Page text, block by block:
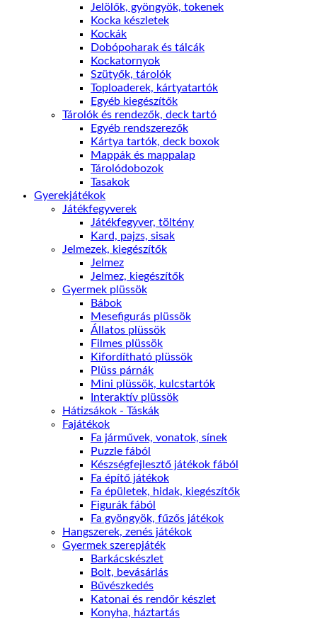
Jelölők, gyöngyök, tokenek
Kocka készletek
Kockák
Dobópoharak és tálcák
Kockatornyok
Szütyők, tárolók
Toploaderek, kártyatartók
Egyéb kiegészítők
Tárolók és rendezők, deck tartó
Egyéb rendszerezők
Kártya tartók, deck boxok
Mappák és mappalap
Tárolódobozok
Tasakok
Gyerekjátékok
Játékfegyverek
Játékfegyver, töltény
Kard, pajzs, sisak
Jelmezek, kiegészítők
Jelmez
Jelmez, kiegészítők
Gyermek plüssök
Bábok
Mesefigurás plüssök
Állatos plüssök
Filmes plüssök
Kifordítható plüssök
Plüss párnák
Mini plüssök, kulcstartók
Interaktív plüssök
Hátizsákok - Táskák
Fajátékok
Fa járművek, vonatok, sínek
Puzzle fából
Készségfejlesztő játékok fából
Fa építő játékok
Fa épületek, hidak, kiegészítők
Figurák fából
Fa gyöngyök, fűzős játékok
Hangszerek, zenés játékok
Gyermek szerepjáték
Barkácskészlet
Bolt, bevásárlás
Bűvészkedés
Katonai és rendőr készlet
Konyha, háztartás